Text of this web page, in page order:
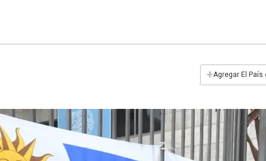
+Agregar El País